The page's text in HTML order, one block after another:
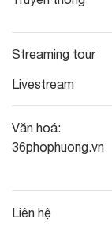
Streaming tour
Livestream
Văn hoá:
36phophuong.vn
Liên hệ